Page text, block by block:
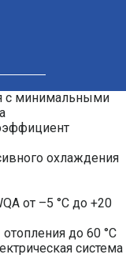
воды и
с минимальными
охлаждения
от –5 °C до +20
до 60 °C
система